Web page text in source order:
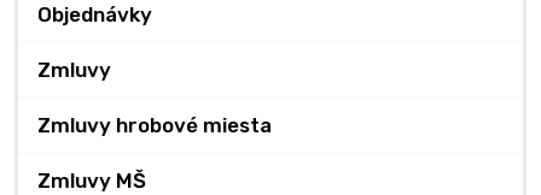
Objednávky
Zmluvy
Zmluvy hrobové miesta
Zmluvy MŠ